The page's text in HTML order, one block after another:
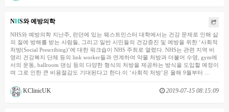
NHS와 예방의학
NHS와 예방의학 지난주, 런던에 있는 웨스트민스터 대학에서는 건강 문제로 인해 삶
의 질에 방해를 받는 사람들, 그리고 일반 시민들의 건강증진 및 예방을 위한 ‘사회적
처방(Social Prescribing)’에 대한 워크숍이 NHS 주최로 열렸다. NHS는 관련 지역 비
영리 건강복지 단체 등의 link worker들과 연계하여 약물 처방과 더불어 수영, gym에
서의 운동, ballroom 댄싱 등의 다양한 형식의 처방을 제공하는 방식을 도입할 예정이
며 그로 인한 큰 비용절감도 기대된다고 한다.이 ‘사회적 처방’은 올해 9월부터 …
KClinicUK 2019-07-15 08:15:09